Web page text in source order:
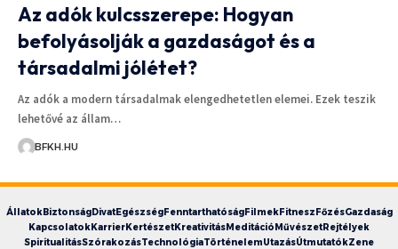
Az adók kulcsszerepe: Hogyan
befolyásolják a gazdaságot és a
társadalmi jólétet?
Az adók a modern társadalmak elengedhetetlen elemei. Ezek teszik
lehetővé az állam…
BFKH.HU
ÁllatokBiztonságDivatEgészségFenntarthatóságFilmekFitneszFőzésGazdaság
KapcsolatokKarrierKertészetKreativitásMeditációMűvészetRejtélyek
SpiritualitásSzórakozásTechnológiaTörténelemUtazásÚtmutatókZene